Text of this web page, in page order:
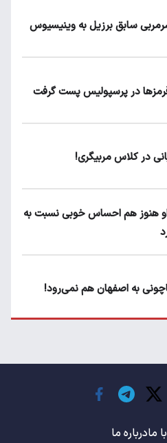
سابق برزیل به وینیسیوس
در پرسپولیس پست گرفت
در کلاس مربیگری!
او هنوز هم احساس خوبی نسبت به
به اصفهان هم نمی‌رود!
مادرباره ما